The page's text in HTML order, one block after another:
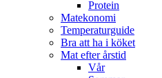
Protein
Matekonomi
Temperaturguide
Bra att ha i köket
Mat efter årstid
Vår